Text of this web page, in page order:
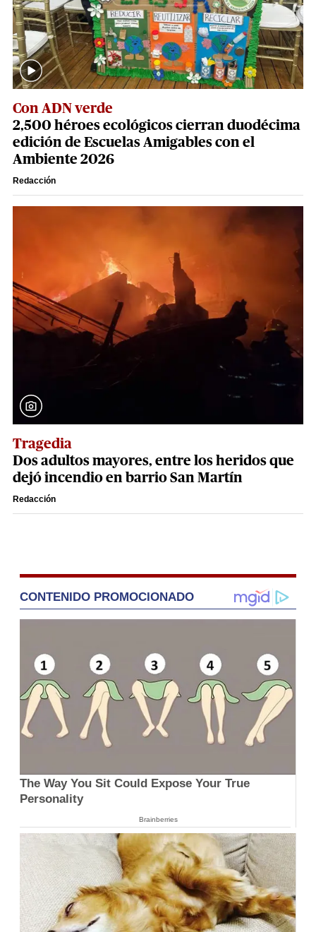
Con ADN verde
2,500 héroes ecológicos cierran duodécima
edición de Escuelas Amigables con el
Ambiente 2026
Redacción
Tragedia
Dos adultos mayores, entre los heridos que
dejó incendio en barrio San Martín
Redacción
CONTENIDO PROMOCIONADO
The Way You Sit Could Expose Your True
Personality
Brainberries